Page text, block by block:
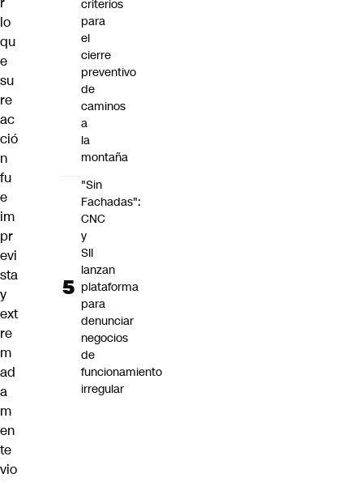
lo
qu
e
su
re
ac
ció
n
fu
e
im
pr
evi
sta
y
ext
re
m
ad
a
m
en
te
vio
criterios
para
el
cierre
preventivo
de
caminos
a
la
montaña
"Sin
Fachadas":
CNC
y
SII
lanzan
plataforma
para
denunciar
negocios
de
funcionamiento
irregular